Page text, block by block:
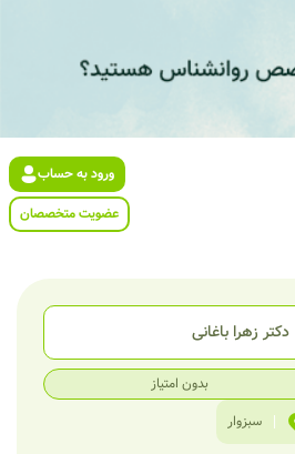
ورود به حساب
عضویت متخصصان
دکتر زهرا باغانی
بدون امتیاز
|
سبزوار